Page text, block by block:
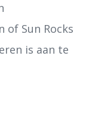
of Sun Rocks
is aan te